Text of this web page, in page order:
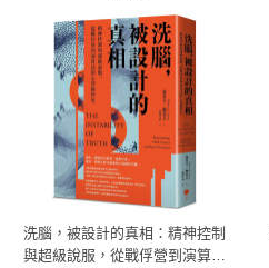
79折 458元
洗腦，被設計的真相：精神控制
與超級說服，從戰俘營到演算法